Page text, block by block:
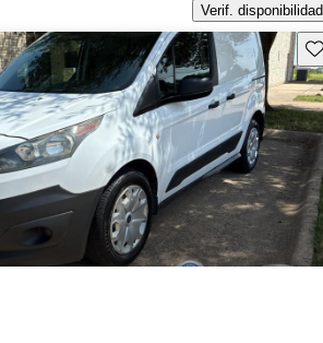
Verif. disponibilidad